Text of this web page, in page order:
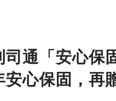
司通「安心保
安心保固，再